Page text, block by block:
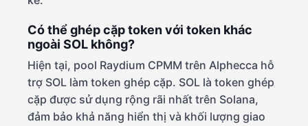
Có thể ghép cặp token với token khác
ngoài SOL không?
Hiện tại, pool Raydium CPMM trên Alphecca hỗ
trợ SOL làm token ghép cặp. SOL là token ghép
cặp được sử dụng rộng rãi nhất trên Solana,
đảm bảo khả năng hiển thị và khối lượng giao